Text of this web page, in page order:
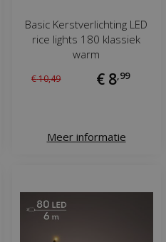
Basic Kerstverlichting LED
rice lights 180 klassiek
warm
€10,49 € 8 99
Meer informatie